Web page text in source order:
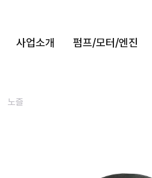
사업소개 펌프/모터/엔진
노즐